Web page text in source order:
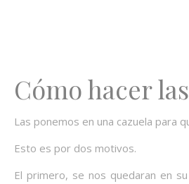
Cómo hacer
Las ponemos en una cazuela para
Esto es por dos motivos.
El primero, se nos quedaran en